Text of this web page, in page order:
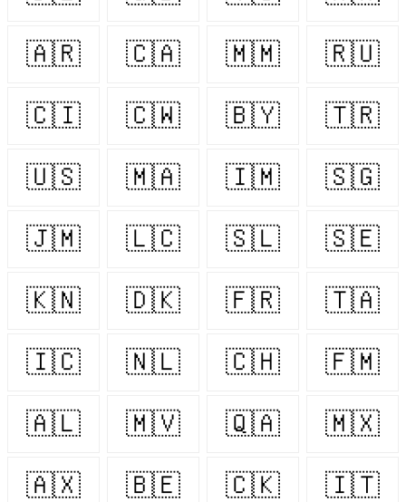
🇦🇷 🇨🇦 🇲🇲 🇷🇺
🇨🇮 🇨🇼 🇧🇾 🇹🇷
🇺🇸 🇲🇦 🇮🇲 🇸🇬
🇯🇲 🇱🇨 🇸🇱 🇸🇪
🇰🇳 🇩🇰 🇫🇷 🇹🇦
🇮🇨 🇳🇱 🇨🇭 🇫🇲
🇦🇱 🇲🇻 🇶🇦 🇲🇽
🇦🇽 🇧🇪 🇨🇰 🇮🇹